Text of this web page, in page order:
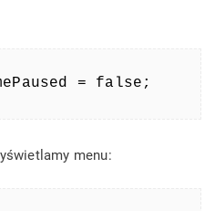
= false;
menu: